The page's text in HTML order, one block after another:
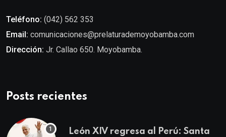
Teléfono: (042) 562 353
Email: comunicaciones@prelaturademoyobamba.com
Dirección: Jr. Callao 650. Moyobamba.
Posts recientes
León XIV regresa al Perú: Santa